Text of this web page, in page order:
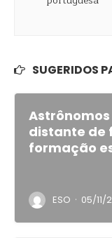
SUGERIDOS
distante de
formação
ESO · 05/11/